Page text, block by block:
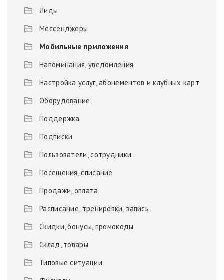
Лиды
Мессенджеры
Мобильные приложения
Напоминания, уведомления
Настройка услуг, абонементов и клубных карт
Оборудование
Поддержка
Подписки
Пользователи, сотрудники
Посещения, списание
Продажи, оплата
Расписание, тренировки, запись
Скидки, бонусы, промокоды
Склад, товары
Типовые ситуации